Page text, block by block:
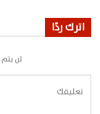
اترك ردًا
لن